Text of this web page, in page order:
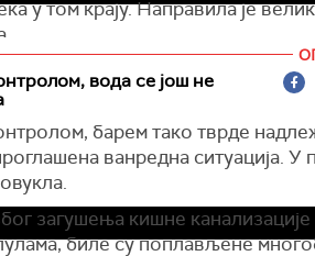
у том крају. Направила је
неколико километара од
десетак метара даље, сада
пут који води до Ртња
кажу чак до нивоа Нишаве
у Сокобању где је
који су се у току дана вратили у
вода се још не
барем тако тврде
ванредна ситуација. У
загушења кишне канализације
биле су поплављене